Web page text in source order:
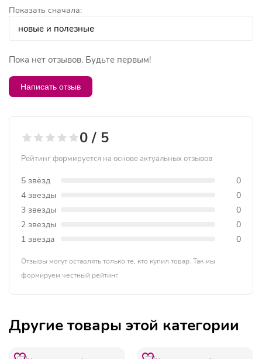
Показать сначала:
Пока нет отзывов. Будьте первым!
Написать отзыв
0 / 5
Рейтинг формируется на основе актуальных отзывов
5 звёзд
0
4 звезды
0
3 звезды
0
2 звезды
0
1 звезда
0
Отзывы могут оставлять только те, кто купил товар. Так мы
формируем честный рейтинг.
Другие товары этой категории